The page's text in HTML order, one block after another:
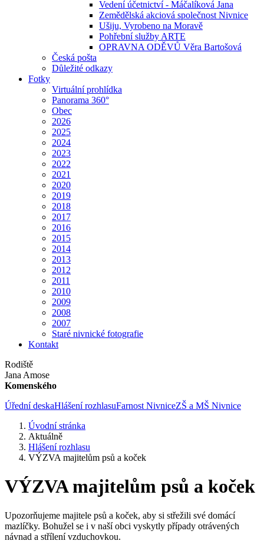
Vedení účetnictví - Máčalíková Jana
Zemědělská akciová společnost Nivnice
Ušiju, Vyrobeno na Moravě
Pohřební služby ARTE
OPRAVNA ODĚVŮ Věra Bartošová
Česká pošta
Důležité odkazy
Fotky
Virtuální prohlídka
Panorama 360°
Obec
2026
2025
2024
2023
2022
2021
2020
2019
2018
2017
2016
2015
2014
2013
2012
2011
2010
2009
2008
2007
Staré nivnické fotografie
Kontakt
Rodiště
Jana Amose
Komenského
Úřední deskaHlášení rozhlasuFarnost NivniceZŠ a MŠ Nivnice
Úvodní stránka
Aktuálně
Hlášení rozhlasu
VÝZVA majitelům psů a koček
VÝZVA majitelům psů a koček
Upozorňujeme majitele psů a koček, aby si střežili své domácí
mazlíčky. Bohužel se i v naší obci vyskytly případy otrávených
návnad a střílení vzduchovkou.